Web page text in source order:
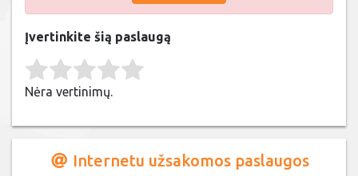
Įvertinkite šią paslaugą
Rate this item:
Nėra vertinimų.
Internetu užsakomos paslaugos